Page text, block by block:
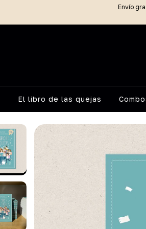
Envío
El libro de las quejas